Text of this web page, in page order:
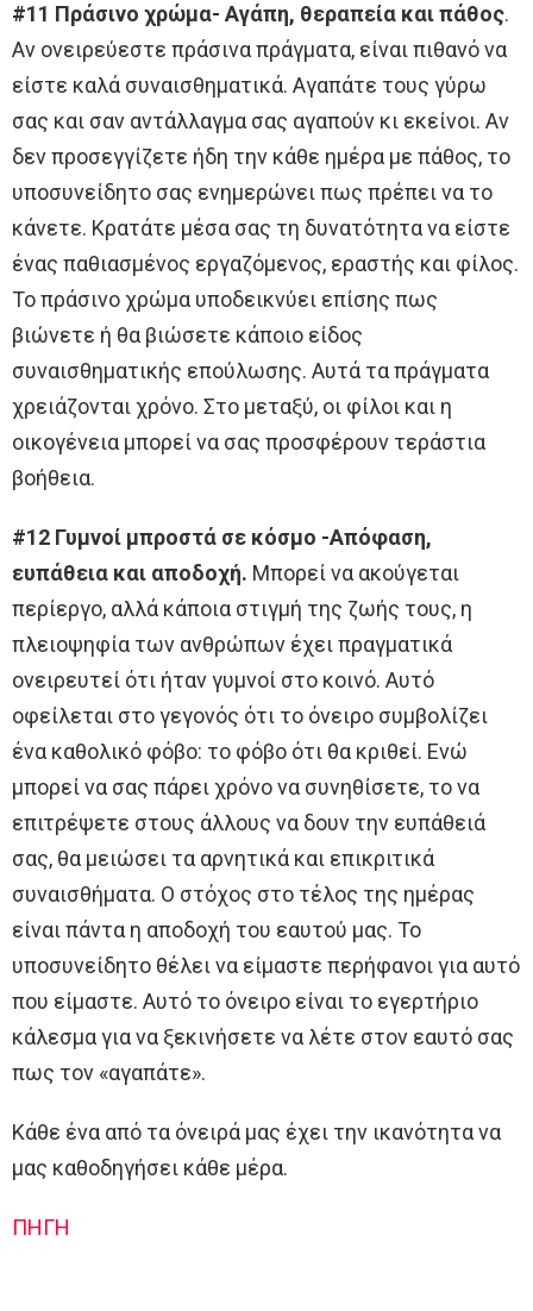
#11 Πράσινο χρώμα- Αγάπη, θεραπεία και πάθος.
Αν ονειρεύεστε πράσινα πράγματα, είναι πιθανό να
είστε καλά συναισθηματικά. Αγαπάτε τους γύρω
σας και σαν αντάλλαγμα σας αγαπούν κι εκείνοι. Αν
δεν προσεγγίζετε ήδη την κάθε ημέρα με πάθος, το
υποσυνείδητο σας ενημερώνει πως πρέπει να το
κάνετε. Κρατάτε μέσα σας τη δυνατότητα να είστε
ένας παθιασμένος εργαζόμενος, εραστής και φίλος.
Το πράσινο χρώμα υποδεικνύει επίσης πως
βιώνετε ή θα βιώσετε κάποιο είδος
συναισθηματικής επούλωσης. Αυτά τα πράγματα
χρειάζονται χρόνο. Στο μεταξύ, οι φίλοι και η
οικογένεια μπορεί να σας προσφέρουν τεράστια
βοήθεια.
#12 Γυμνοί μπροστά σε κόσμο -Απόφαση,
ευπάθεια και αποδοχή. Μπορεί να ακούγεται
περίεργο, αλλά κάποια στιγμή της ζωής τους, η
πλειοψηφία των ανθρώπων έχει πραγματικά
ονειρευτεί ότι ήταν γυμνοί στο κοινό. Αυτό
οφείλεται στο γεγονός ότι το όνειρο συμβολίζει
ένα καθολικό φόβο: το φόβο ότι θα κριθεί. Ενώ
μπορεί να σας πάρει χρόνο να συνηθίσετε, το να
επιτρέψετε στους άλλους να δουν την ευπάθειά
σας, θα μειώσει τα αρνητικά και επικριτικά
συναισθήματα. Ο στόχος στο τέλος της ημέρας
είναι πάντα η αποδοχή του εαυτού μας. Το
υποσυνείδητο θέλει να είμαστε περήφανοι για αυτό
που είμαστε. Αυτό το όνειρο είναι το εγερτήριο
κάλεσμα για να ξεκινήσετε να λέτε στον εαυτό σας
πως τον «αγαπάτε».
Κάθε ένα από τα όνειρά μας έχει την ικανότητα να
μας καθοδηγήσει κάθε μέρα.
ΠΗΓΗ